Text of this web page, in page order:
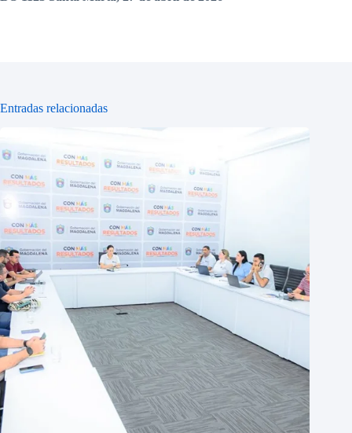
Entradas relacionadas